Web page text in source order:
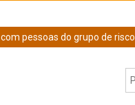
pessoas do grupo de risco